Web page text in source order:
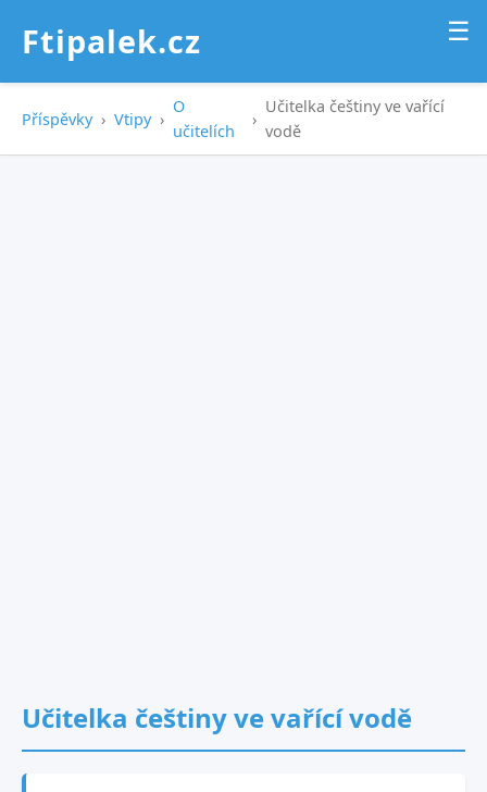
Ftipalek.cz ☰
Příspěvky › Vtipy ›
O
učitelích
›
Učitelka češtiny ve vařící
vodě
Učitelka češtiny ve vařící vodě